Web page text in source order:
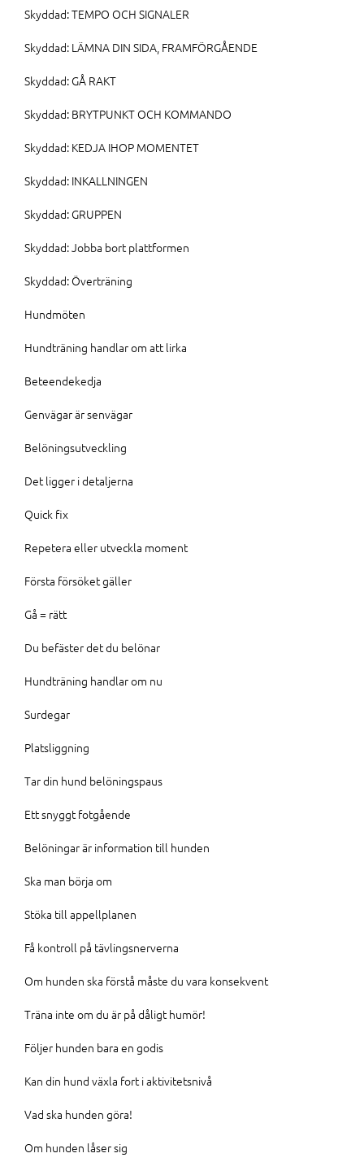
Skyddad: TEMPO OCH SIGNALER
Skyddad: LÄMNA DIN SIDA, FRAMFÖRGÅENDE
Skyddad: GÅ RAKT
Skyddad: BRYTPUNKT OCH KOMMANDO
Skyddad: KEDJA IHOP MOMENTET
Skyddad: INKALLNINGEN
Skyddad: GRUPPEN
Skyddad: Jobba bort plattformen
Skyddad: Överträning
Hundmöten
Hundträning handlar om att lirka
Beteendekedja
Genvägar är senvägar
Belöningsutveckling
Det ligger i detaljerna
Quick fix
Repetera eller utveckla moment
Första försöket gäller
Gå = rätt
Du befäster det du belönar
Hundträning handlar om nu
Surdegar
Platsliggning
Tar din hund belöningspaus
Ett snyggt fotgående
Belöningar är information till hunden
Ska man börja om
Stöka till appellplanen
Få kontroll på tävlingsnerverna
Om hunden ska förstå måste du vara konsekvent
Träna inte om du är på dåligt humör!
Följer hunden bara en godis
Kan din hund växla fort i aktivitetsnivå
Vad ska hunden göra!
Om hunden låser sig